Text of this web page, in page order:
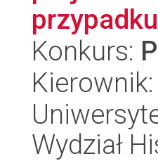
Konkurs:
Wydział